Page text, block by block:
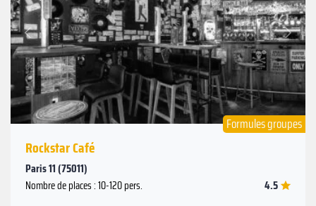
Précédent
Suivant
Formules groupes
Rockstar Café
Paris 11 (75011)
Nombre de places : 10-120 pers. 4.5